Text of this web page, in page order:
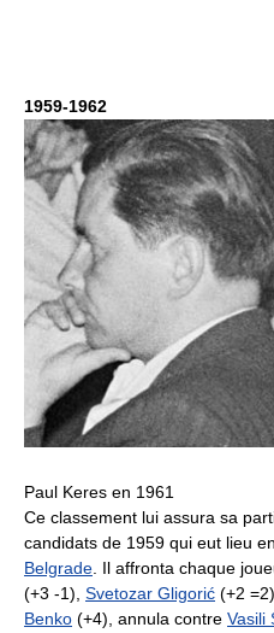
1959-1962
Paul Keres en 1961
Ce classement lui assura sa
candidats de 1959 qui eut lieu en
Belgrade . Il affronta chaque
(+3 -1), Svetozar Gligorić (+2 =2),
Benko (+4), annula contre Vasili